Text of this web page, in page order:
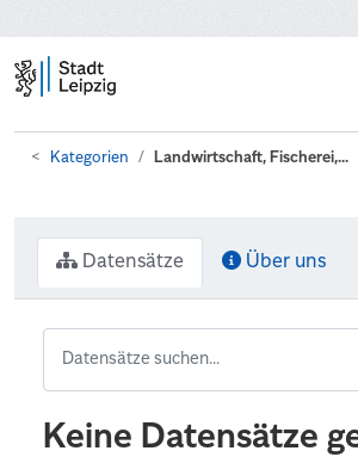
Kategorien Landwirtschaft, Fischerei,...
Datensätze Über uns
Keine Datensätze